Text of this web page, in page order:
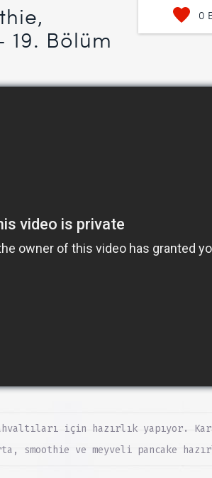
19. Bölüm
0
için hazırlık yapıyor.
smoothie ve meyveli pancake